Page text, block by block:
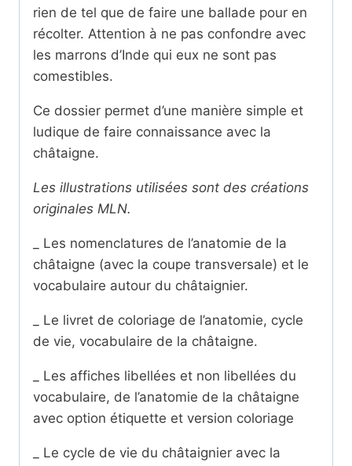
rien de tel que de faire une ballade pour en
récolter. Attention à ne pas confondre avec
les marrons d’Inde qui eux ne sont pas
comestibles.
Ce dossier permet d’une manière simple et
ludique de faire connaissance avec la
châtaigne.
Les illustrations utilisées sont des créations
originales MLN.
_ Les nomenclatures de l’anatomie de la
châtaigne (avec la coupe transversale) et le
vocabulaire autour du châtaignier.
_ Le livret de coloriage de l’anatomie, cycle
de vie, vocabulaire de la châtaigne.
_ Les affiches libellées et non libellées du
vocabulaire, de l’anatomie de la châtaigne
avec option étiquette et version coloriage
_ Le cycle de vie du châtaignier avec la